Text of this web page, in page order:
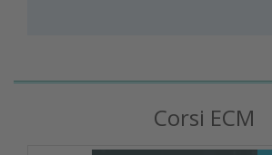
Corsi ECM